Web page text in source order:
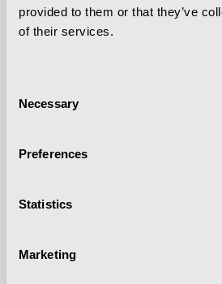
provided to them or that they’ve
of their services.
Selection
Necessary
Preferences
Statistics
Marketing